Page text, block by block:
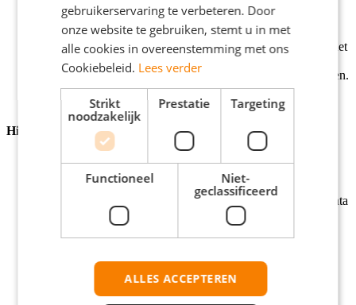
aan de slag gaat.
Analyses maken en tools bouwen voor datagedreven
besluiten.
Bepalen en beheren van de KPI’s en kwaliteitsmetrics van het
domein.
Delen en presenteren van bevindingen om kansen te benutten.
Hier herken jij jezelf in
component, zoals Business Analytics, Econometrie of
Business Information Management.
Minimaal 2 jaar relevante werkervaring, bijvoorbeeld als Data
Analist, Business Analist of Consultant.
Ervaring met tools als SQL, Airflow, Tableau of Looker.
Sterk in het onderhouden van relaties met stakeholders uit
verschillende disciplines.
gebruikerservaring te verbeteren. Door
onze website te gebruiken, stemt u in met
alle cookies in overeenstemming met ons
Cookiebeleid. Lees verder
Strikt
noodzakelijk
Prestatie Targeting
Functioneel
Niet-
geclassificeerd
ALLES ACCEPTEREN